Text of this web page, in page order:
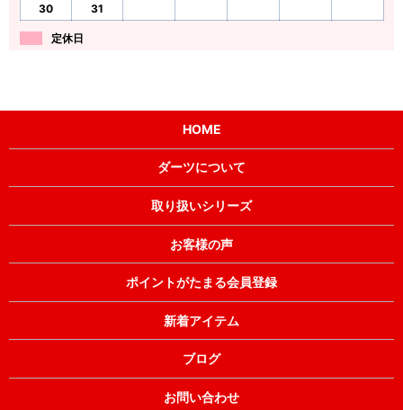
30
31
定休日
HOME
ダーツについて
取り扱いシリーズ
お客様の声
ポイントがたまる会員登録
新着アイテム
ブログ
お問い合わせ